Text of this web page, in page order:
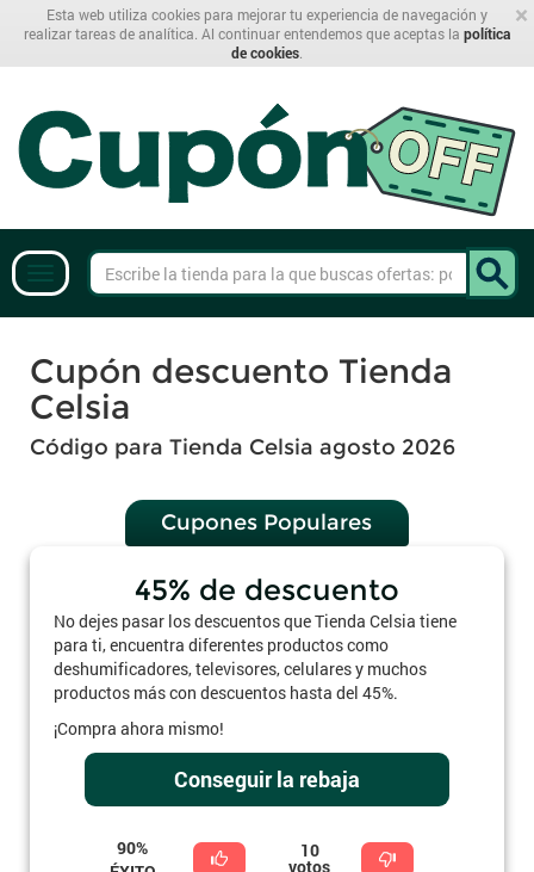
×
Esta web utiliza cookies para mejorar tu experiencia de navegación y
realizar tareas de analítica. Al continuar entendemos que aceptas la política
de cookies
Cupón descuento Tienda
Celsia
Código para Tienda Celsia agosto 2026
Cupones Populares
45% de descuento
No dejes pasar los descuentos que Tienda Celsia tiene
para ti, encuentra diferentes productos como
deshumificadores, televisores, celulares y muchos
productos más con descuentos hasta del 45%.
¡Compra ahora mismo!
Conseguir la rebaja
90%
10
votos